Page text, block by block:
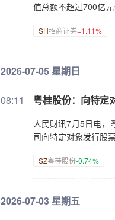
值总额不超过700亿元
SH招商证券+1.11%
2026-07-05 星期日
08:11 粤桂股份：向特定
人民财讯7月5日电，
司向特定对象发行股
SZ粤桂股份-0.74%
2026-07-03 星期五